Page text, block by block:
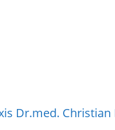
Dr.med. Christian